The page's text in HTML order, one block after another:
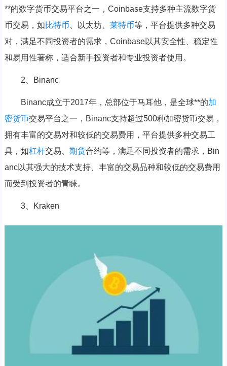
**的数字货币交易平台之一，Coinbase支持多种主流数字货
币交易，如比特币 、以太坊、 莱特币等，平台提供多种交易
对，满足不同投资者的需求，Coinbase以其安全性、稳定性
和易用性著称，适合新手投资者和专业投资者使用。
2、Binanc
Binanc成立于2017年，总部位于马耳他，是全球**的加
密货币交易平台之一，Binanc支持超过500种加密货币交易，
拥有丰富的交易对和较低的交易费用，平台提供多种交易工
具，如杠杆交易、 期货合约等，满足不同投资者的需求，Bin
anc以其强大的技术支持、丰富的交易品种和较低的交易费用
而受到投资者的青睐。
3、Kraken